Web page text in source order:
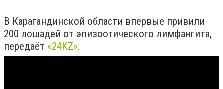
В Карагандинской области впервые привили
200 лошадей от эпизоотического лимфангита,
передаёт «24KZ».